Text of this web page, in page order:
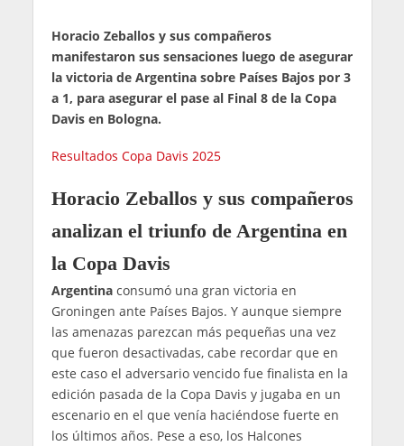
Horacio Zeballos y sus compañeros
manifestaron sus sensaciones luego de asegurar
la victoria de Argentina sobre Países Bajos por 3
a 1, para asegurar el pase al Final 8 de la Copa
Davis en Bologna.
Resultados Copa Davis 2025
Horacio Zeballos y sus compañeros
analizan el triunfo de Argentina en
la Copa Davis
Argentinaconsumó una gran victoria en
Groningen ante Países Bajos. Y aunque siempre
las amenazas parezcan más pequeñas una vez
que fueron desactivadas, cabe recordar que en
este caso el adversario vencido fue finalista en la
edición pasada de la Copa Davis y jugaba en un
escenario en el que venía haciéndose fuerte en
los últimos años. Pese a eso, los Halcones